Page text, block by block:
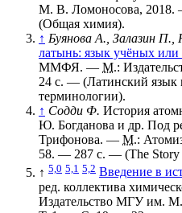
М. В. Ломоносова,
(Общая химия).
↑ Буянова А., Залазин П.,
латынь: язык учёных или
ММФЯ. — М.:
24 с. — (Латинский язык
терминологии).
↑ Содди Ф. История
Ю. Богданова и др. Под
Трифонова. — М.:
58. — 287 с. — (The Story
↑ 5,0 5,1 5,2 Введение в
ред. коллектива
Издательство МГУ им.